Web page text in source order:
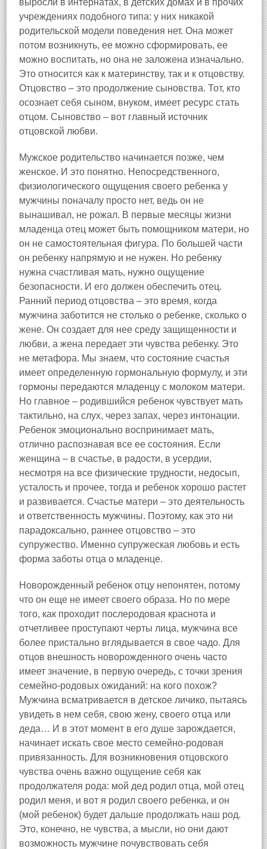
выросли в интернатах, в детских домах и в прочих
учреждениях подобного типа: у них никакой
родительской модели поведения нет. Она может
потом возникнуть, ее можно сформировать, ее
можно воспитать, но она не заложена изначально.
Это относится как к материнству, так и к отцовству.
Отцовство – это продолжение сыновства. Тот, кто
осознает себя сыном, внуком, имеет ресурс стать
отцом. Сыновство – вот главный источник
отцовской любви.
Мужское родительство начинается позже, чем
женское. И это понятно. Непосредственного,
физиологического ощущения своего ребенка у
мужчины поначалу просто нет, ведь он не
вынашивал, не рожал. В первые месяцы жизни
младенца отец может быть помощником матери, но
он не самостоятельная фигура. По большей части
он ребенку напрямую и не нужен. Но ребенку
нужна счастливая мать, нужно ощущение
безопасности. И его должен обеспечить отец.
Ранний период отцовства – это время, когда
мужчина заботится не столько о ребенке, сколько о
жене. Он создает для нее среду защищенности и
любви, а жена передает эти чувства ребенку. Это
не метафора. Мы знаем, что состояние счастья
имеет определенную гормональную формулу, и эти
гормоны передаются младенцу с молоком матери.
Но главное – родившийся ребенок чувствует мать
тактильно, на слух, через запах, через интонации.
Ребенок эмоционально воспринимает мать,
отлично распознавая все ее состояния. Если
женщина – в счастье, в радости, в усердии,
несмотря на все физические трудности, недосып,
усталость и прочее, тогда и ребенок хорошо растет
и развивается. Счастье матери – это деятельность
и ответственность мужчины. Поэтому, как это ни
парадоксально, раннее отцовство – это
супружество. Именно супружеская любовь и есть
форма заботы отца о младенце.
Новорожденный ребенок отцу непонятен, потому
что он еще не имеет своего образа. Но по мере
того, как проходит послеродовая краснота и
отчетливее проступают черты лица, мужчина все
более пристально вглядывается в свое чадо. Для
отцов внешность новорожденного очень часто
имеет значение, в первую очередь, с точки зрения
семейно-родовых ожиданий: на кого похож?
Мужчина всматривается в детское личико, пытаясь
увидеть в нем себя, свою жену, своего отца или
деда… И в этот момент в его душе зарождается,
начинает искать свое место семейно-родовая
привязанность. Для возникновения отцовского
чувства очень важно ощущение себя как
продолжателя рода: мой дед родил отца, мой отец
родил меня, и вот я родил своего ребенка, и он
(мой ребенок) будет дальше продолжать наш род.
Это, конечно, не чувства, а мысли, но они дают
возможность мужчине почувствовать себя